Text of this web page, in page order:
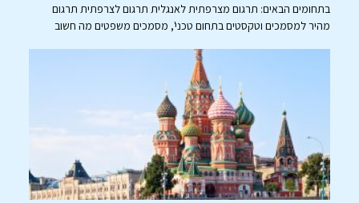
בתחומים הבאים: תרגום מצרפתית לאנגלית תרגום לצרפתית תרגום
מהיר למסמכים וטקסטים בתחום טכני', מסמכים משפטים מה חשוב